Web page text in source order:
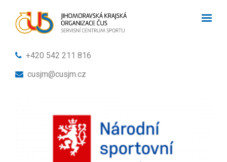
+420 542 211 816
cusjm@cusjm.cz